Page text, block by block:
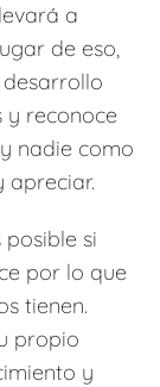
a
de eso,
y reconoce
nadie como
apreciar.
si
por lo que
tienen.
propio
y